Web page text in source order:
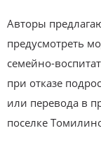
Авторы
предусмотреть
семейно-
при отказе
или перевода в
поселке